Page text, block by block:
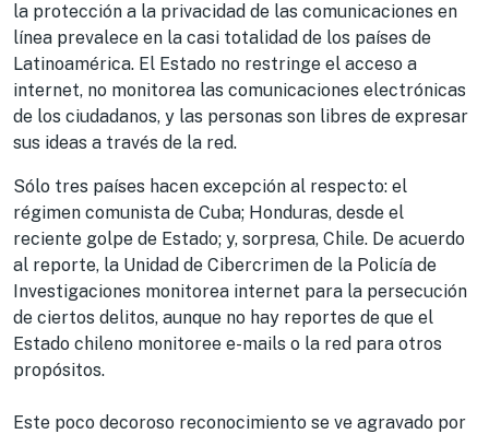
la protección a la privacidad de las comunicaciones en
línea prevalece en la casi totalidad de los países de
Latinoamérica. El Estado no restringe el acceso a
internet, no monitorea las comunicaciones electrónicas
de los ciudadanos, y las personas son libres de expresar
sus ideas a través de la red.
Sólo tres países hacen excepción al respecto: el
régimen comunista de Cuba; Honduras, desde el
reciente golpe de Estado; y, sorpresa, Chile. De acuerdo
al reporte, la Unidad de Cibercrimen de la Policía de
Investigaciones monitorea internet para la persecución
de ciertos delitos, aunque no hay reportes de que el
Estado chileno monitoree e-mails o la red para otros
propósitos.
Este poco decoroso reconocimiento se ve agravado por